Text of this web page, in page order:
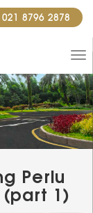
021 8796 2878
Perlu
(part 1)